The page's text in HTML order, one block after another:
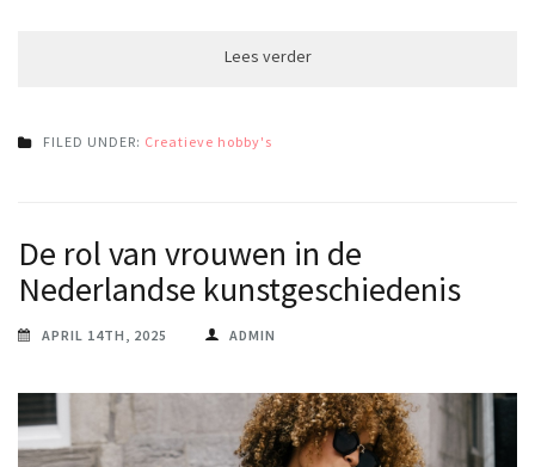
FILED UNDER: Creatieve hobby's
De rol van vrouwen in de
Nederlandse kunstgeschiedenis
APRIL 14TH, 2025 ADMIN